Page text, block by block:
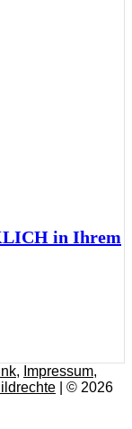
in Ihrem
, Impressum,
| © 2026